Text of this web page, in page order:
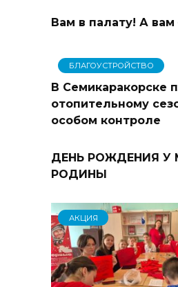
Вам в палату! А
БЛАГОУСТРОЙСТВО
В Семикаракорске
отопительному
особом контроле
ДЕНЬ РОЖДЕНИЯ У
РОДИНЫ
АКЦИЯ